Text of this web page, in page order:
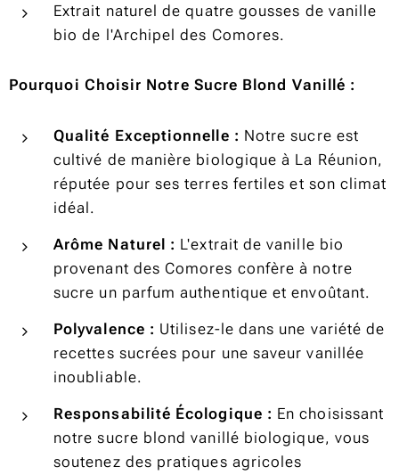
Extrait naturel de quatre gousses de vanille
bio de l'Archipel des Comores.
Pourquoi Choisir Notre Sucre Blond Vanillé :
Qualité Exceptionnelle : Notre sucre est
cultivé de manière biologique à La Réunion,
réputée pour ses terres fertiles et son climat
idéal.
Arôme Naturel : L'extrait de vanille bio
provenant des Comores confère à notre
sucre un parfum authentique et envoûtant.
Polyvalence : Utilisez-le dans une variété de
recettes sucrées pour une saveur vanillée
inoubliable.
Responsabilité Écologique : En choisissant
notre sucre blond vanillé biologique, vous
soutenez des pratiques agricoles